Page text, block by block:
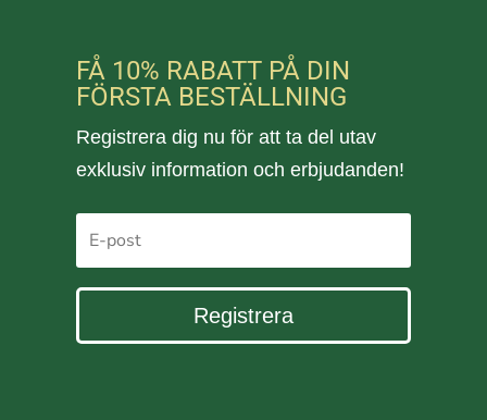
FÅ 10% RABATT PÅ DIN
FÖRSTA BESTÄLLNING
Registrera dig nu för att ta del utav
exklusiv information och erbjudanden!
Registrera